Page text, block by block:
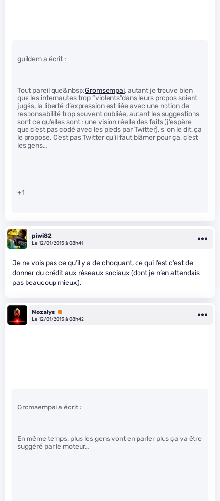
guildem a écrit :
Tout pareil que&nbsp;Gromsempai, autant je trouve bien
que les internautes trop “violents”dans leurs propos soient
jugés, la liberté d’expression est liée avec une notion de
responsabilité trop souvent oubliée, autant les suggestions
sont ce qu’elles sont : une vision réelle des faits (j’espère
que c’est pas codé avec les pieds par Twitter), si on le dit, ça
le propose. C’est pas Twitter qu’il faut blâmer pour ça, c’est
les gens…
+1
piwi82
Le 12/01/2015 à 08h41
Je ne vois pas ce qu’il y a de choquant, ce qui l’est c’est de
donner du crédit aux réseaux sociaux (dont je n’en attendais
pas beaucoup mieux).
Nozalys Premium
Le 12/01/2015 à 08h42
Gromsempai a écrit :
En même temps, plus les gens vont en parler plus ça va être
suggéré par le moteur…